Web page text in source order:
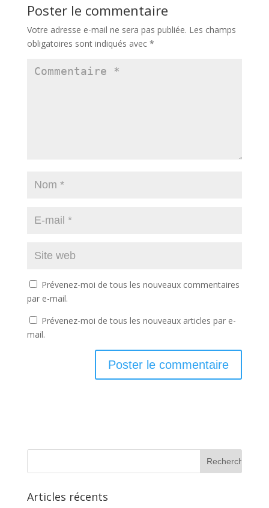
Poster le commentaire
Votre adresse e-mail ne sera pas publiée. Les champs
obligatoires sont indiqués avec *
Prévenez-moi de tous les nouveaux commentaires
par e-mail.
Prévenez-moi de tous les nouveaux articles par e-
mail.
Articles récents